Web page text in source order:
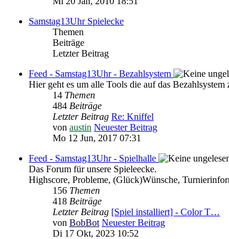
Samstag13Uhr Spielecke
Themen
Beiträge
Letzter Beitrag
Feed - Samstag13Uhr - Bezahlsystem
Hier geht es um alle Tools die auf das
14 Themen
484 Beiträge
Letzter Beitrag Re: Kniffel
von austin Neuester Beitrag
Mo 12 Jun, 2017 07:31
Feed - Samstag13Uhr - Spielhalle
Das Forum für unsere Spieleecke.
Highscore, Probleme, (Glück)Wünsche,
156 Themen
418 Beiträge
Letzter Beitrag [Spiel installiert] - Color T…
von BobBot Neuester Beitrag
Di 17 Okt, 2023 10:52